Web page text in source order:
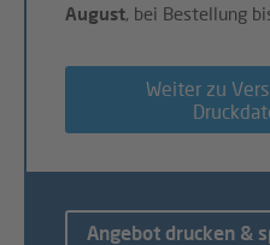
August, bei Bestellung
Weiter zu
Angebot drucken &